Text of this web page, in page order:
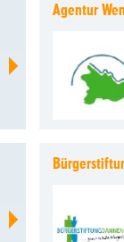
Agentur